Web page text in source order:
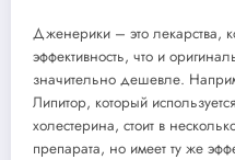
Дженерики – это лекарства,
эффективность, что и
значительно дешевле.
Липитор, который
холестерина, стоит в
препарата, но имеет ту же